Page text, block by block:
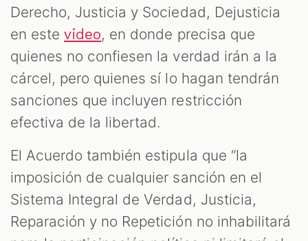
Derecho, Justicia y Sociedad, Dejusticia
en estevideo, en donde precisa que
quienes no confiesen la verdad irán a la
cárcel, pero quienes sí lo hagan tendrán
sanciones que incluyen restricción
efectiva de la libertad.
El Acuerdo también estipula que “la
imposición de cualquier sanción en el
Sistema Integral de Verdad, Justicia,
Reparación y no Repetición no inhabilitará